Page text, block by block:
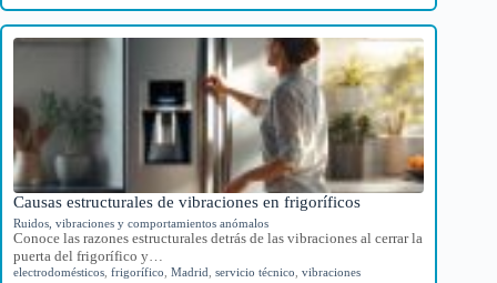
Causas estructurales de vibraciones en frigoríficos
Ruidos, vibraciones y comportamientos anómalos
Conoce las razones estructurales detrás de las vibraciones al cerrar la
puerta del frigorífico y…
electrodomésticos frigorífico Madrid servicio técnico vibraciones